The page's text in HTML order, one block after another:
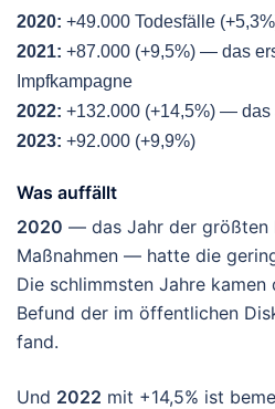
2020: +49.000 Todesfälle
2021: +87.000 (+9,5%) — das
Impfkampagne
2022: +132.000 (+14,5%) —
2023: +92.000 (+9,9%)
Was auffällt
2020 — das Jahr der größten
Maßnahmen — hatte die
Die schlimmsten Jahre kamen
Befund der im öffentlichen
fand.
Und 2022 mit +14,5% ist